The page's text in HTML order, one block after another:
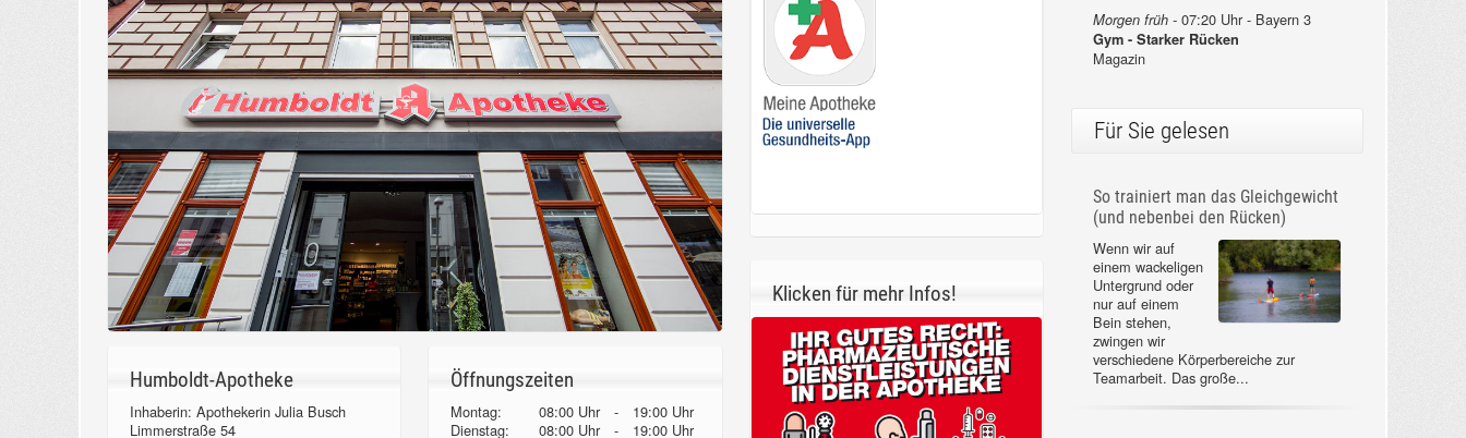
Humboldt-Apotheke
Inhaberin: Apothekerin Julia Busch
Limmerstraße 54
Öffnungszeiten
Montag: 08:00 Uhr -
19:00 Uhr
Dienstag:
08:00 Uhr -
19:00 Uhr
Klicken für mehr Infos!
Morgen früh -07:20 Uhr - Bayern 3
Gym - Starker Rücken
Magazin
Für Sie gelesen
So trainiert man das Gleichgewicht
(und nebenbei den Rücken)
Wenn wir auf
einem wackeligen
Untergrund oder
nur auf einem
Bein stehen,
zwingen wir
verschiedene Körperbereiche zur
Teamarbeit. Das große...